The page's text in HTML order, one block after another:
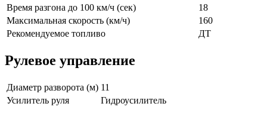
Время разгона до 100 км/ч (сек)
18
Максимальная скорость (км/ч)
160
Рекомендуемое топливо
ДТ
Рулевое управление
Диаметр разворота (м) 11
Усилитель руля
Гидроусилитель